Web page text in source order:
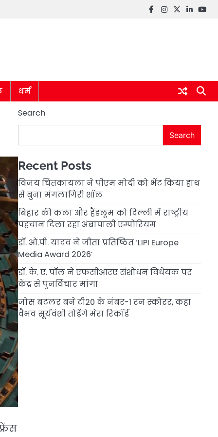
Facebook
instagram
twitter
linkedin
धर्म
Search
Search
Recent Posts
विजय चिंतकायला ने पीएम मोदी को भेंट किया हाथ
से बुना मंगलागिरी शॉल
बिहार की कला और हैंडलूम को दिल्ली में राष्ट्रीय
पहचान दिला रहा अंबापाली एम्पोरियम
डॉ. ओ.पी. यादव ने जीता प्रतिष्ठित ‘LIPI Europe
Media Award 2026’
डॉ. के. ए. पॉल ने एफसीआरए संशोधन विधेयक पर
केंद्र से पुनर्विचार मांगा
जोस बटलर बने टी20 के नंबर-1 रन स्कोरर, कहा
वैभव सूर्यवंशी तोड़ेंगे मेरा रिकॉर्ड